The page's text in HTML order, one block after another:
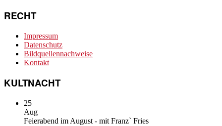
RECHT
Impressum
Datenschutz
Bildquellennachweise
Kontakt
KULTNACHT
25
Aug
Feierabend im August - mit Franz` Fries